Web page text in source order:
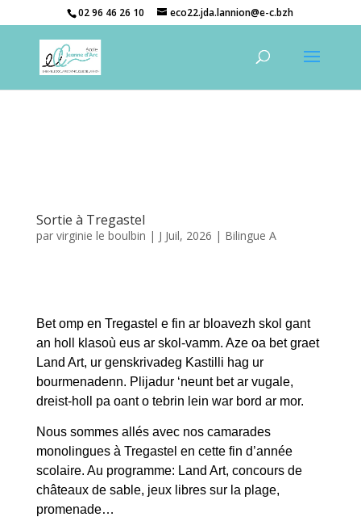
02 96 46 26 10 eco22.jda.lannion@e-c.bzh
Sortie à Tregastel
par virginie le boulbin | J Juil, 2026 | Bilingue A
Bet omp en Tregastel e fin ar bloavezh skol gant
an holl klasoù eus ar skol-vamm. Aze oa bet graet
Land Art, ur genskrivadeg Kastilli hag ur
bourmenadenn. Plijadur ‘neunt bet ar vugale,
dreist-holl pa oant o tebrin lein war bord ar mor.
Nous sommes allés avec nos camarades
monolingues à Tregastel en cette fin d’année
scolaire. Au programme: Land Art, concours de
châteaux de sable, jeux libres sur la plage,
promenade…